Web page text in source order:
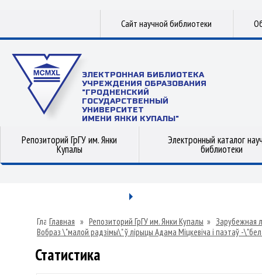
Сайт научной библиотеки
ЭЛЕКТРОННАЯ БИБЛИОТЕКА
УЧРЕЖДЕНИЯ ОБРАЗОВАНИЯ
"ГРОДНЕНСКИЙ
ГОСУДАРСТВЕННЫЙ
УНИВЕРСИТЕТ
ИМЕНИ ЯНКИ КУПАЛЫ"
Репозиторий ГрГУ им. Янки
Купалы
Электронный каталог
библиотеки
Главная » Репозиторий ГрГУ им. Янки Купалы » Зарубежная
Вобраз \"малой радзімы\" ў лірыцы Адама Міцкевіча і паэтаў -
Статистика